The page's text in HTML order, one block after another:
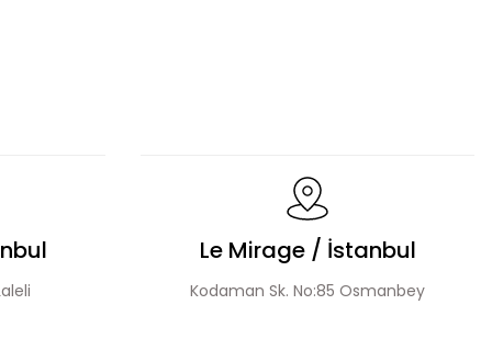
Elbise Çiçek Aplikeli Tensel Elbise
Le Mirage / İstanbul
Kodaman Sk. No:85 Osmanbey